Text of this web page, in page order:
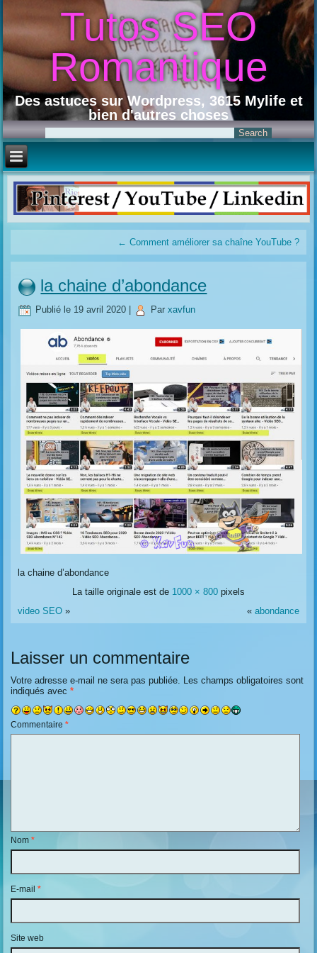
Tutos SEO
Romantique
Des astuces sur Wordpress, 3615 Mylife et
bien d'autres choses
← Comment améliorer sa chaîne YouTube ?
la chaine d’abondance
Publié le 19 avril 2020 Par xavfun
la chaine d’abondance
La taille originale est de 1000 × 800 pixels
video SEO » « abondance
Laisser un commentaire
Votre adresse e-mail ne sera pas publiée. Les champs obligatoires sont
indiqués avec*
Commentaire*
Nom*
E-mail*
Site web